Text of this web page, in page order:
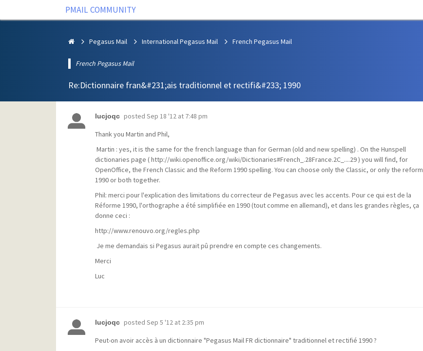
PMAIL COMMUNITY
Pegasus Mail International Pegasus Mail French Pegasus Mail
French Pegasus Mail
Re:Dictionnaire fran&#231;ais traditionnel et rectifi&#233; 1990
lucjoqc posted Sep 18 '12 at 7:48 pm
Thank you Martin and Phil,
Martin : yes, it is the same for the french language than for German (old and new spelling) . On the Hunspell
dictionaries page ( http://wiki.openoffice.org/wiki/Dictionaries#French_.28France.2C_....29 ) you will find, for
OpenOffice, the French Classic and the Reform 1990 spelling. You can choose only the Classic, or only the reform
1990 or both together.
Phil: merci pour l'explication des limitations du correcteur de Pegasus avec les accents. Pour ce qui est de la
Réforme 1990, l'orthographe a été simplifiée en 1990 (tout comme en allemand), et dans les grandes règles, ça
donne ceci :
http://www.renouvo.org/regles.php
Je me demandais si Pegasus aurait pû prendre en compte ces changements.
Merci
Luc
lucjoqc posted Sep 5 '12 at 2:35 pm
Peut-on avoir accès à un dictionnaire "Pegasus Mail FR dictionnaire" traditionnel et rectifié 1990 ?